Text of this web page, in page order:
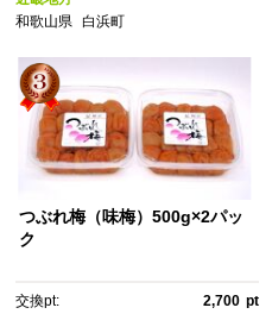
和歌山県
白浜町
つぶれ梅（味梅）500g×2パッ
ク
交換pt: 2,700 pt